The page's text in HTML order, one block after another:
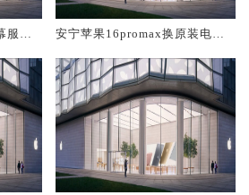
务
安宁苹果16promax换原装电池